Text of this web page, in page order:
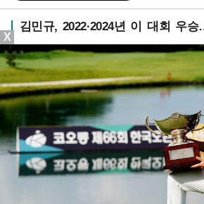
김민규, 2022·2024년 이 대회 우
X